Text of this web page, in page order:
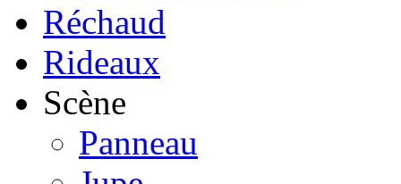
Réchaud
Rideaux
Scène
Panneau